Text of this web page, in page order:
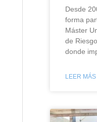
Desde
forma
Máster
de
donde
LEER MÁS